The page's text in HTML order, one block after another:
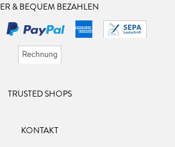
& BEQUEM BEZAHLEN
TRUSTED SHOPS
KONTAKT